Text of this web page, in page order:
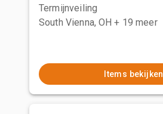
Termijnveiling
South Vienna, OH + 19 meer
Items bekijken